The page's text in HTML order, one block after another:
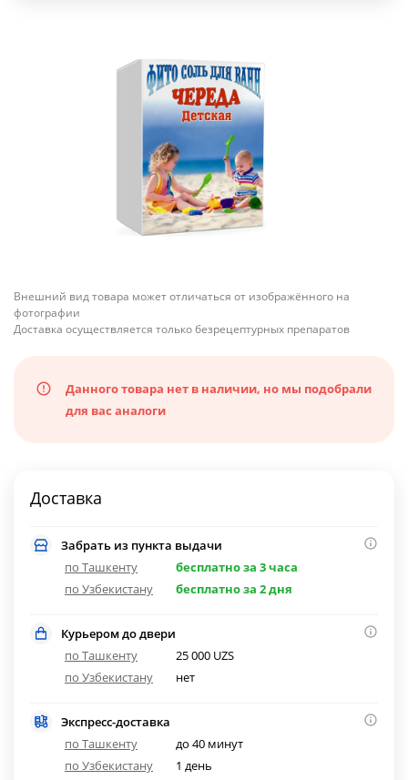
Внешний вид товара может отличаться от изображённого на
фотографии
Доставка осуществляется только безрецептурных препаратов
Данного товара нет в наличии, но мы подобрали
для вас аналоги
Доставка
Забрать из пункта выдачи
по Ташкенту
бесплатно за 3 часа
по Узбекистану
бесплатно за 2 дня
Курьером до двери
по Ташкенту
25 000 UZS
по Узбекистану
нет
Экспресс-доставка
по Ташкенту
до 40 минут
по Узбекистану
1 день